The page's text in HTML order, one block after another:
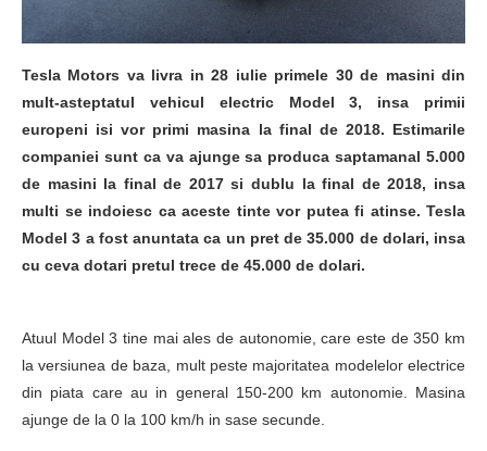
Tesla Motors va livra in 28 iulie primele 30 de masini din
mult-asteptatul vehicul electric Model 3, insa primii
europeni isi vor primi masina la final de 2018. Estimarile
companiei sunt ca va ajunge sa produca saptamanal 5.000
de masini la final de 2017 si dublu la final de 2018, insa
multi se indoiesc ca aceste tinte vor putea fi atinse. Tesla
Model 3 a fost anuntata ca un pret de 35.000 de dolari, insa
cu ceva dotari pretul trece de 45.000 de dolari.
Atuul Model 3 tine mai ales de autonomie, care este de 350 km
la versiunea de baza, mult peste majoritatea modelelor electrice
din piata care au in general 150-200 km autonomie. Masina
ajunge de la 0 la 100 km/h in sase secunde.